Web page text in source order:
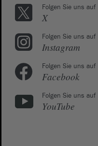
Folgen Sie uns auf
X
Folgen Sie uns auf
Instagram
Folgen Sie uns auf
Facebook
Folgen Sie uns auf
YouTube